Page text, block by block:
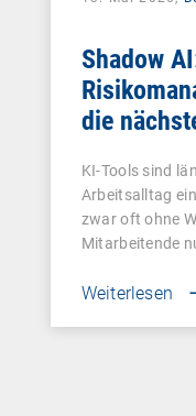
Shadow
die
KI-Tools sind
Arbeitsalltag
zwar oft ohne
Mitarbeitende
Weiterlesen